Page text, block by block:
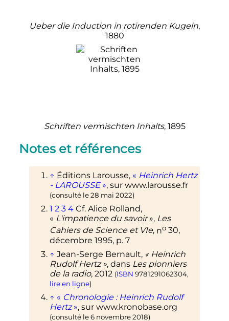
Ueberdie Induction in rotirenden Kugeln,
1880
Schriften vermischten Inhalts, 1895
Notes et références
↑ Éditions Larousse, « Heinrich Hertz
- LAROUSSE », sur www.larousse.fr
(consulté le28 mai 2022)
1 2 3 4 Cf. Alice Rolland,
« L'impatience du savoir », Les
Cahiers de Science et VIe, no 30,
décembre 1995, p. 7
↑ Jean-Serge Bernault, « Heinrich
Rudolf Hertz », dans Les pionniers
de la radio, 2012 (ISBN 9781291062304,
lire en ligne)
↑ « Chronologie : Heinrich Rudolf
Hertz », sur www.kronobase.org
(consulté le6 novembre 2018)